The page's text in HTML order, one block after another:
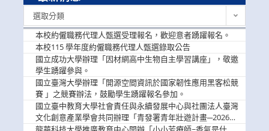
選取分類
本校約僱職務代理人甄選受理報名，歡迎意者踴躍報名。
本校115 學年度約僱職務代理人甄選錄取公告
國立成功大學辦理「因材網高中生物自主學習講座」，敬邀
學生踴躍參與。
國立臺灣大學辦理「開源空間資訊於國家韌性應用黑客松競
賽 」之競賽辦法，鼓勵學生踴躍報名參加。
國立臺中教育大學社會責任與永續發展中心與社團法人臺灣
文化創意產業學會共同辦理「青發署青年壯遊計畫─2026臺